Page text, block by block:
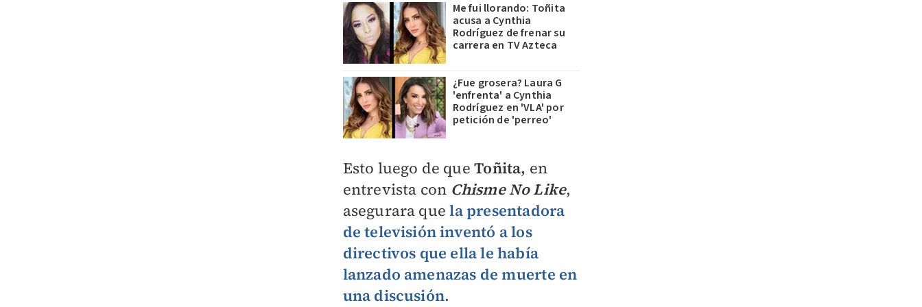
Me fui llorando: Toñita
acusa a Cynthia
Rodríguez de frenar su
carrera en TV Azteca
¿Fue grosera? Laura G
'enfrenta' a Cynthia
Rodríguez en 'VLA' por
petición de 'perreo'
Esto luego de queToñita, en
entrevista con Chisme No Like,
asegurara quela presentadora
de televisión inventó a los
directivos que ella le había
lanzado amenazas de muerte en
una discusión.